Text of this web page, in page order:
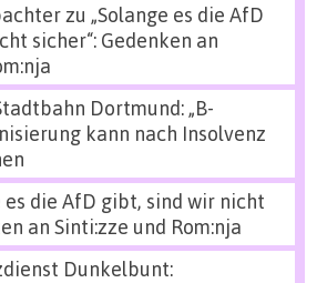
zu „Solange es die AfD
sicher“: Gedenken an
Dortmund: „B-
kann nach Insolvenz
es die AfD gibt, sind wir nicht
an Sinti:zze und Rom:nja
Dunkelbunt: